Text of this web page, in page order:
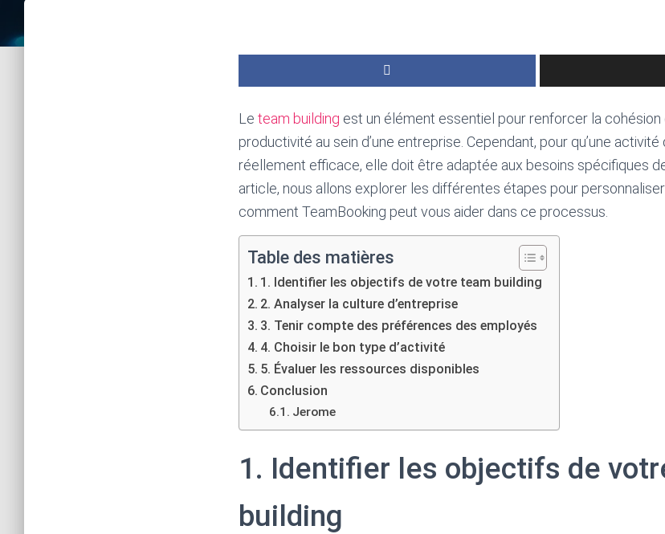
Le team building est un élément essentiel pour renforcer la cohésion
productivité au sein d’une entreprise. Cependant, pour qu’une
réellement efficace, elle doit être adaptée aux besoins spécifiques
article, nous allons explorer les différentes étapes pour
comment TeamBooking peut vous aider dans ce processus.
Table des matières
1. Identifier les objectifs de votre team building
2. Analyser la culture d’entreprise
3. Tenir compte des préférences des employés
4. Choisir le bon type d’activité
5. Évaluer les ressources disponibles
Conclusion
Jerome
1. Identifier les objectifs de
building